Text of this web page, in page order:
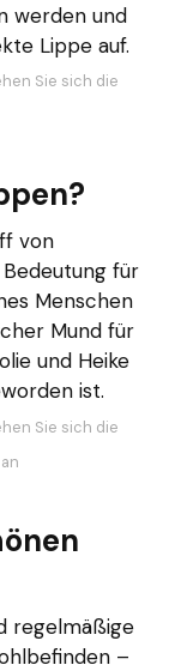
werden und
Lippe auf.
Sie sich die
von
für
Menschen
Mund für
und Heike
ist.
Sie sich die
regelmäßige
–